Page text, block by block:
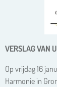
VERSLAG VAN
Op vrijdag 16
Harmonie in